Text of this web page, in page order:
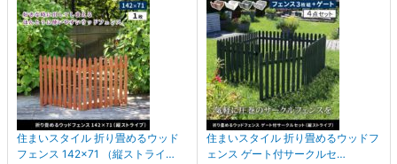
住まいスタイル 折り畳めるウッド
フェンス 142×71 （縦ストライ…
住まいスタイル 折り畳めるウッドフ
ェンス ゲート付サークルセ…